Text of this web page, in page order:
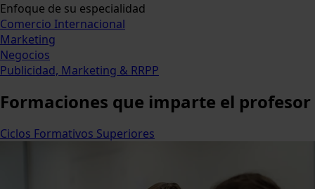
Enfoque de su especialidad
Comercio Internacional
Marketing
Negocios
Publicidad, Marketing & RRPP
Formaciones que imparte el profesor
Ciclos Formativos Superiores